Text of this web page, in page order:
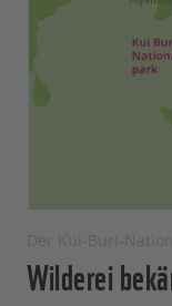
Wilderei